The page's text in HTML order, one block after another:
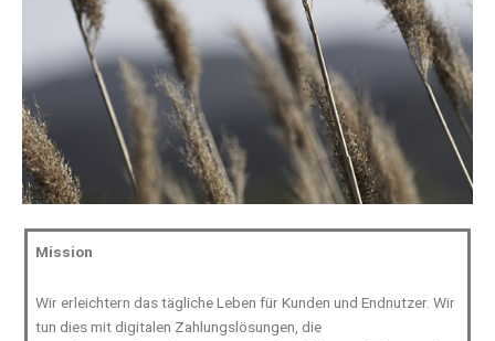
Mission
Wir erleichtern das tägliche Leben für Kunden und Endnutzer. Wir
tun dies mit digitalen Zahlungslösungen, die